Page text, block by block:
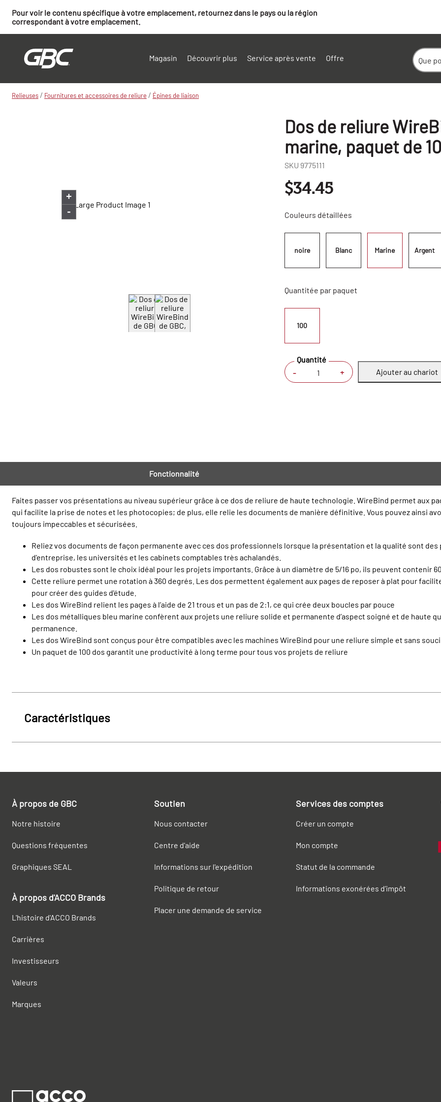
Pour voir le contenu spécifique à votre emplacement, retournez dans le pays ou la région
correspondant à votre emplacement.
Magasin Découvrir plus Service après vente Offre
Relieuses / Fournitures et accessoires de reliure / Épines de liaison
+
-
Dos de reliure
marine, paquet de
SKU 9775111
$34.45
Couleurs détaillées
noire Blanc Marine
Quantitée par paquet
100
- +
Quantité
Ajouter au chariot
Fonctionnalité
Faites passer vos présentations au niveau supérieur grâce à ce dos de reliure de haute technologie. WireBind permet aux
qui facilite la prise de notes et les photocopies; de plus, elle relie les documents de manière définitive. Vous pouvez ainsi
toujours impeccables et sécurisées.
Reliez vos documents de façon permanente avec ces dos professionnels lorsque la présentation et la qualité sont
d'entreprise, les universités et les cabinets comptables très achalandés.
Les dos robustes sont le choix idéal pour les projets importants. Grâce à un diamètre de 5/16 po, ils peuvent contenir
Cette reliure permet une rotation à 360 degrés. Les dos permettent également aux pages de reposer à plat pour
pour créer des guides d'étude.
Les dos WireBind relient les pages à l’aide de 21 trous et un pas de 2:1, ce qui crée deux boucles par pouce
Les dos métalliques bleu marine confèrent aux projets une reliure solide et permanente d’aspect soigné et de haute
permanence.
Les dos WireBind sont conçus pour être compatibles avec les machines WireBind pour une reliure simple et sans souci
Un paquet de 100 dos garantit une productivité à long terme pour tous vos projets de reliure
Caractéristiques
À propos de GBC
Notre histoire
Questions fréquentes
Graphiques SEAL
À propos d'ACCO Brands
L'histoire d'ACCO Brands
Carrières
Investisseurs
Valeurs
Marques
Soutien
Nous contacter
Centre d'aide
Informations sur l'expédition
Politique de retour
Placer une demande de service
Services des comptes
Créer un compte
Mon compte
Statut de la commande
Informations exonérées d’impôt